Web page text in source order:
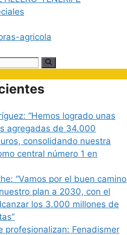
“Hemos logrado unas
agregadas de 34.000
consolidando nuestra
central número 1 en
“Vamos por el buen camino
plan a 2030, con el
los 3.000 millones de
profesionalizan: Fenadismer